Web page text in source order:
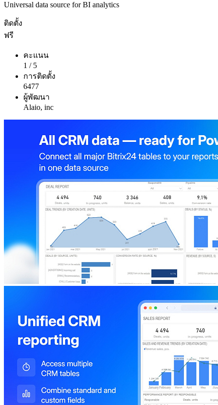
Universal data source for BI analytics
ติดตั้ง
ฟรี
คะแนน
1 / 5
การติดตั้ง
6477
ผู้พัฒนา
Alaio, inc